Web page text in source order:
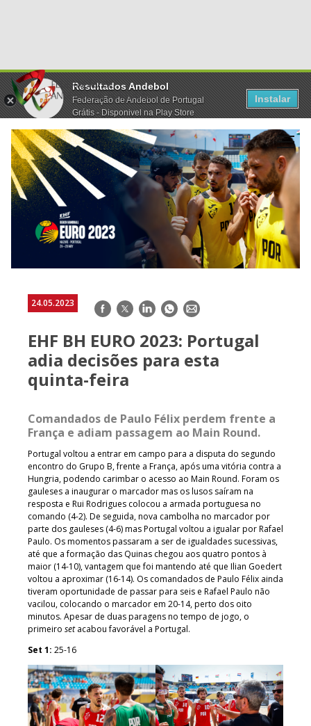
Resultados Andebol
Federação de Andebol de Portugal
Grátis - Disponivel na Play Store
Instalar
24.05.2023 Facebook
TwitterLinkedInWhatsApp
E-
EHF BH EURO 2023: Portugal
adia decisões para esta
quinta-feira
Comandados de Paulo Félix perdem frente a
França e adiam passagem ao Main Round.
Portugal voltou a entrar em campo para a disputa do segundo
encontro do Grupo B, frente a França, após uma vitória contra a
Hungria, podendo carimbar o acesso ao Main Round. Foram os
gauleses a inaugurar o marcador mas os lusos saíram na
resposta e Rui Rodrigues colocou a armada portuguesa no
comando (4-2). De seguida, nova cambolha no marcador por
parte dos gauleses (4-6) mas Portugal voltou a igualar por Rafael
Paulo. Os momentos passaram a ser de igualdades sucessivas,
até que a formação das Quinas chegou aos quatro pontos à
maior (14-10), vantagem que foi mantendo até que Ilian Goedert
voltou a aproximar (16-14). Os comandados de Paulo Félix ainda
tiveram oportunidade de passar para seis e Rafael Paulo não
vacilou, colocando o marcador em 20-14, perto dos oito
minutos. Apesar de duas paragens no tempo de jogo, o
primeiro setacabou favorável a Portugal.
Set 1: 25-16